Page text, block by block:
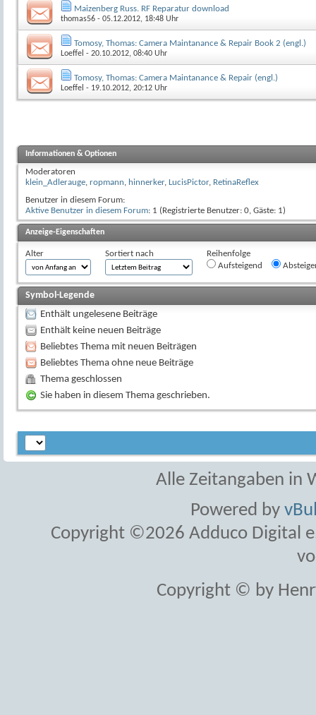
Maizenberg Russ. RF Reparatur download
thomas56 - 05.12.2012, 18:48 Uhr
Tomosy, Thomas: Camera Maintanance & Repair Book 2 (engl.)
Loeffel - 20.10.2012, 08:40 Uhr
Tomosy, Thomas: Camera Maintanance & Repair (engl.)
Loeffel - 19.10.2012, 20:12 Uhr
Informationen & Optionen
Moderatoren
klein_Adlerauge, ropmann, hinnerker, LucisPictor, RetinaReflex
Benutzer in diesem Forum:
Aktive Benutzer in diesem Forum: 1 (Registrierte Benutzer: 0, Gäste: 1)
Anzeige-Eigenschaften
Alter Sortiert nach
Reihenfolge
Aufsteigend
Symbol-Legende
Enthält ungelesene Beiträge
Enthält keine neuen Beiträge
Beliebtes Thema mit neuen Beiträgen
Beliebtes Thema ohne neue Beiträge
Thema geschlossen
Sie haben in diesem Thema geschrieben.
Alle Zeitangaben in
Powered by
Copyright ©2026 Adduco Digital
Copyright © by